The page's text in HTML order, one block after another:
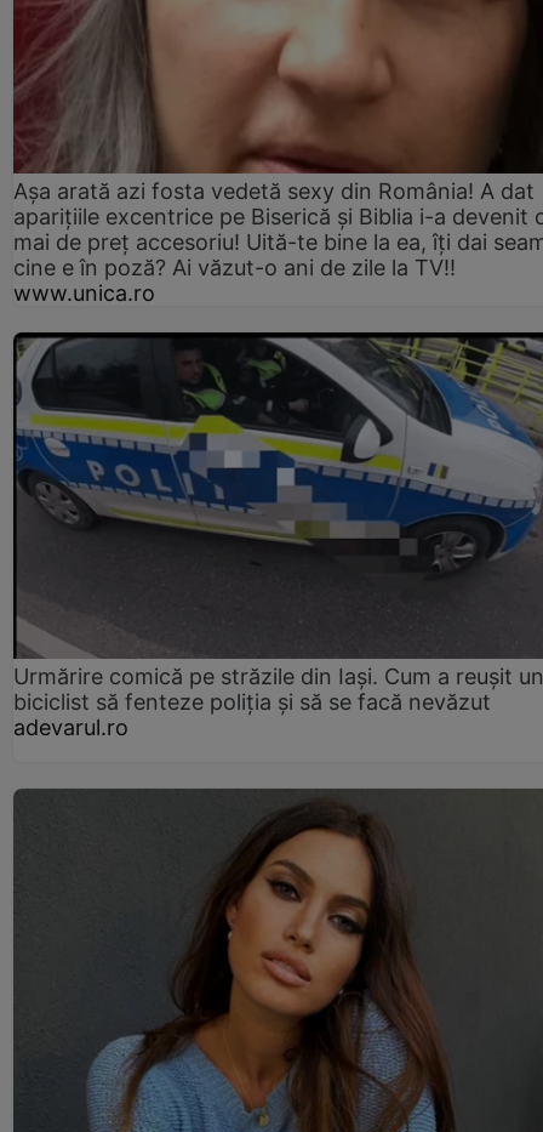
Așa arată azi fosta vedetă sexy din România! A dat
aparițiile excentrice pe Biserică și Biblia i-a devenit
mai de preț accesoriu! Uită-te bine la ea, îți dai
cine e în poză? Ai văzut-o ani de zile la TV!!
www.unica.ro
Urmărire comică pe străzile din Iași. Cum a reușit un
biciclist să fenteze poliția și să se facă nevăzut
adevarul.ro